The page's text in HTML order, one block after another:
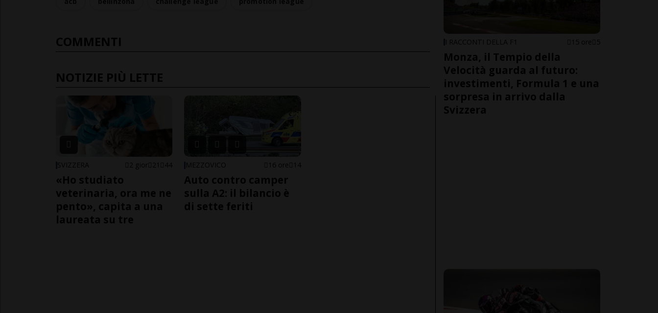
COMMENTI
NOTIZIE PIÙ LETTE
SVIZZERA 2 gior 21 44
«Ho studiato
veterinaria, ora me ne
pento», capita a una
laureata su tre
MEZZOVICO 16 ore 14
Auto contro camper
sulla A2: il bilancio è
di sette feriti
I RACCONTI DELLA F1 15 ore 5
Monza, il Tempio della
Velocità guarda al futuro:
investimenti, Formula 1 e una
sorpresa in arrivo dalla
Svizzera